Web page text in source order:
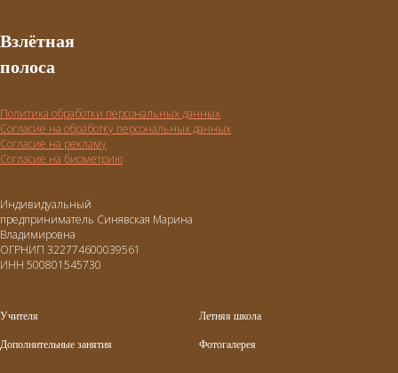
Взлётная
полоса
Политика обработки персональных данных
Согласие на обработку персональных данных
Согласие на рекламу
Согласие на биометрию
Индивидуальный
предприниматель Синявская Марина
Владимировна
ОГРНИП 322774600039561
ИНН 500801545730
Учителя
Дополнительные занятия
Летняя школа
Фотогалерея